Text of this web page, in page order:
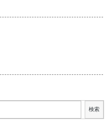
検索